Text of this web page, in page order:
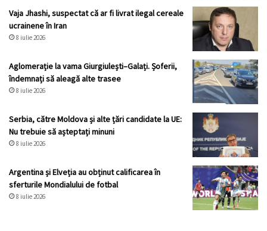
Vaja Jhashi, suspectat că ar fi livrat ilegal cereale
ucrainene în Iran
8 iulie 2026
Aglomerație la vama Giurgiulești–Galați. Șoferii,
îndemnați să aleagă alte trasee
8 iulie 2026
Serbia, către Moldova și alte țări candidate la UE:
Nu trebuie să așteptați minuni
8 iulie 2026
Argentina și Elveția au obținut calificarea în
sferturile Mondialului de fotbal
8 iulie 2026